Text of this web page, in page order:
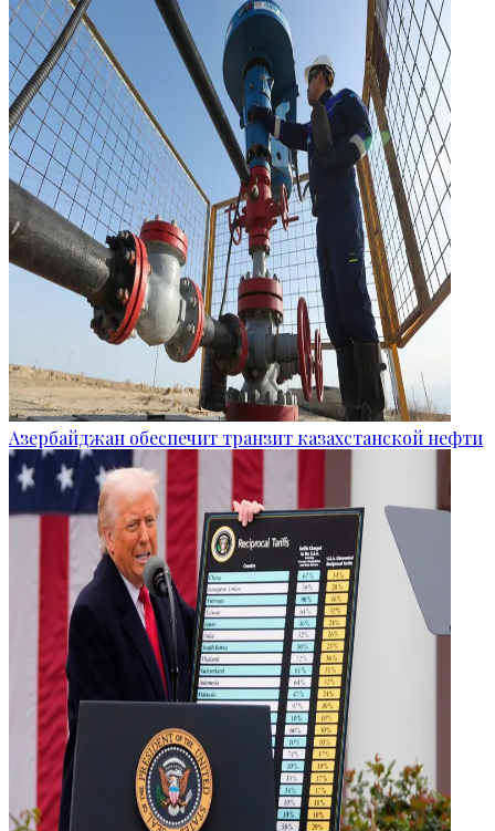
Азербайджан обеспечит транзит казахстанской нефти